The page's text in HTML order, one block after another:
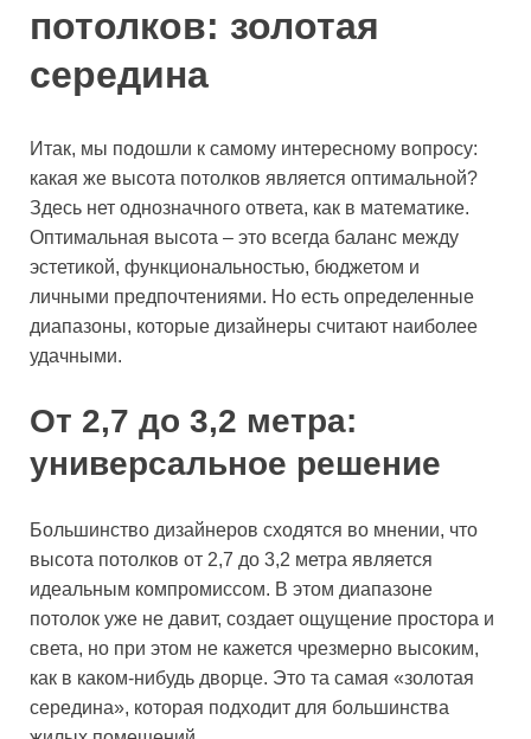
потолков: золотая
середина
Итак, мы подошли к самому интересному вопросу:
какая же высота потолков является оптимальной?
Здесь нет однозначного ответа, как в математике.
Оптимальная высота – это всегда баланс между
эстетикой, функциональностью, бюджетом и
личными предпочтениями. Но есть определенные
диапазоны, которые дизайнеры считают наиболее
удачными.
От 2,7 до 3,2 метра:
универсальное решение
Большинство дизайнеров сходятся во мнении, что
высота потолков от 2,7 до 3,2 метра является
идеальным компромиссом. В этом диапазоне
потолок уже не давит, создает ощущение простора и
света, но при этом не кажется чрезмерно высоким,
как в каком-нибудь дворце. Это та самая «золотая
середина», которая подходит для большинства